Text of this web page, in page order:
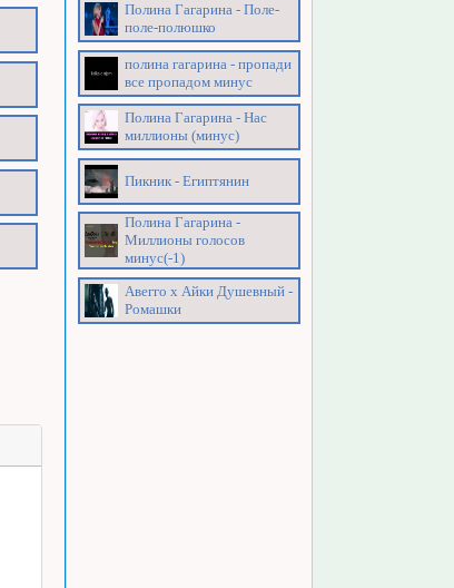
Полина Гагарина - Поле-
поле-полюшко
полина гагарина - пропади
все пропадом минус
Полина Гагарина - Нас
миллионы (минус)
Пикник - Египтянин
Полина Гагарина -
Миллионы голосов
минус(-1)
Авегго х Айки Душевный -
Ромашки